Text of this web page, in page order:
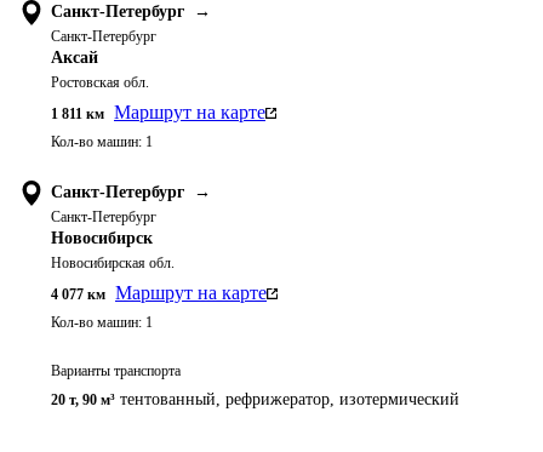
Санкт-Петербург →
Санкт-Петербург
Аксай
Ростовская обл.
1 811 км Маршрут на карте
Кол-во машин: 1
Санкт-Петербург →
Санкт-Петербург
Новосибирск
Новосибирская обл.
4 077 км Маршрут на карте
Кол-во машин: 1
Варианты транспорта
20 т, 90 м³ тентованный, рефрижератор, изотермический